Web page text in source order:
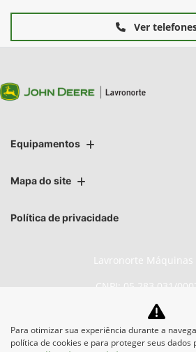
Ver
Equipamentos
Mapa do site
Política de privacidade
Lavronorte Máquinas
CNPJ: 05.283.031/
No trânsito, enxergar o outro
Para otimizar sua experiência durante a
política de cookies e para proteger seus dados